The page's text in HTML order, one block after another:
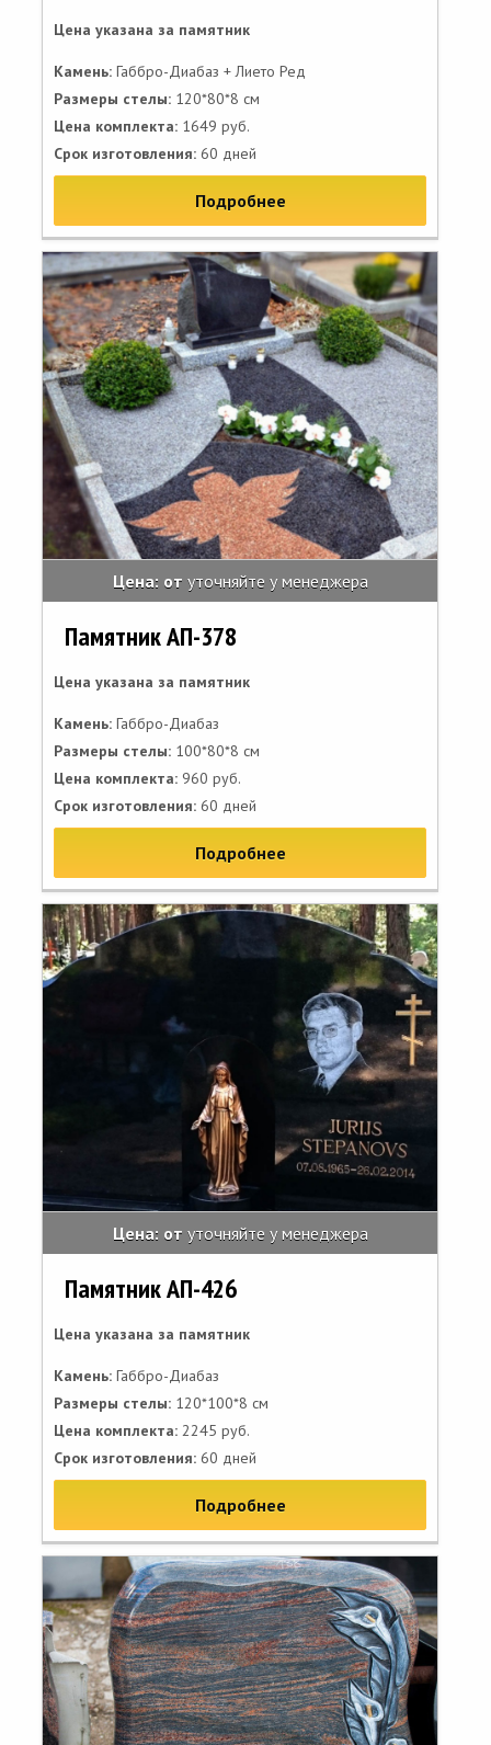
Цена указана за памятник
Камень: Габбро-Диабаз + Лието Ред
Размеры стелы: 120*80*8 см
Цена комплекта: 1649 руб.
Срок изготовления: 60 дней
Подробнее
Цена: от уточняйте у менеджера
Памятник АП-378
Цена указана за памятник
Камень: Габбро-Диабаз
Размеры стелы: 100*80*8 см
Цена комплекта: 960 руб.
Срок изготовления: 60 дней
Подробнее
Цена: от уточняйте у менеджера
Памятник АП-426
Цена указана за памятник
Камень: Габбро-Диабаз
Размеры стелы: 120*100*8 см
Цена комплекта: 2245 руб.
Срок изготовления: 60 дней
Подробнее